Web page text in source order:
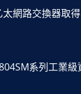
網路交換器取
系列工業